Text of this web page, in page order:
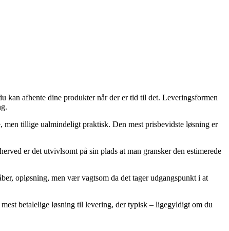
kan afhente dine produkter når der er tid til det. Leveringsformen
tillige ualmindeligt praktisk. Den mest prisbevidste løsning er
er det utvivlsomt på sin plads at man gransker den estimerede
opløsning, men vær vagtsom da det tager udgangspunkt i at
betalelige løsning til levering, der typisk – ligegyldigt om du